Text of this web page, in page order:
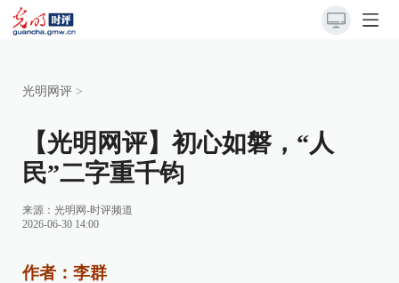
光明网评 >
【光明网评】初心如磐，“人
民”二字重千钧
来源： 光明网-时评频道
2026-06-30 14:00
作者：李群